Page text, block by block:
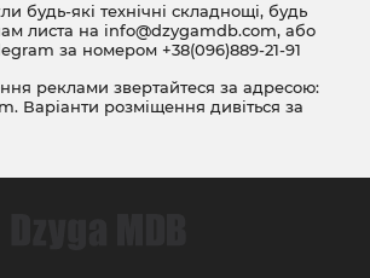
будь-які технічні складнощі, будь
листа на info@dzygamdb.com, або
за номером +38(096)889-21-91
реклами звертайтеся за адресою:
. Варіанти розміщення дивіться за